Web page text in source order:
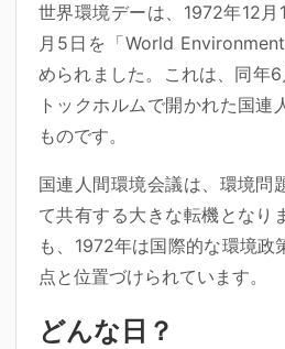
世界環境デーは、1972年12
月5日を「World
められました。これは、同年
トックホルムで開かれた国連
ものです。
国連人間環境会議は、環境問
て共有する大きな転機となり
も、1972年は国際的な環境政
点と位置づけられています。
どんな日？